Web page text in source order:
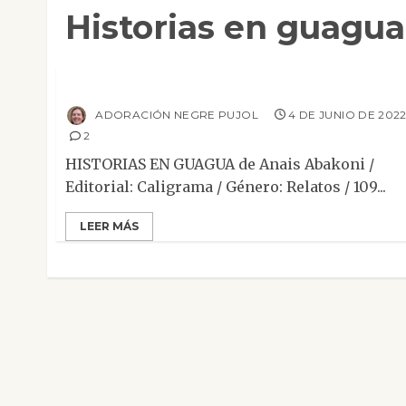
Historias en guagua
Mesa de novedades Narrativa
Relato
Reseñas
ADORACIÓN NEGRE PUJOL
4 DE JUNIO DE 2022
2
HISTORIAS EN GUAGUA de Anais Abakoni /
Editorial: Caligrama / Género: Relatos / 109...
LEER MÁS